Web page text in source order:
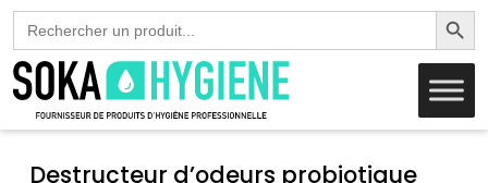
Search
for:
Search
Destructeur d’odeurs probiotique